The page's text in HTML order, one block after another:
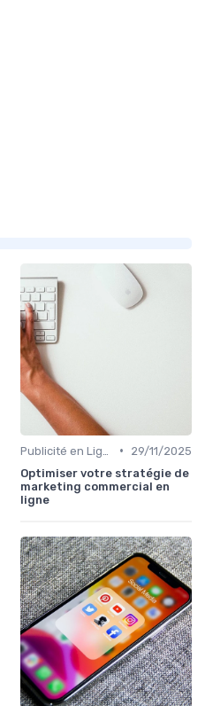
•
29/11/2025
Optimiser votre stratégie de
marketing commercial en
ligne